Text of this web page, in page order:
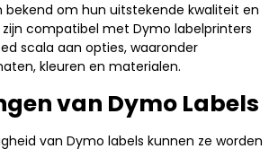
bekend om hun uitstekende kwaliteit en
compatibel met Dymo labelprinters
scala aan opties, waaronder
kleuren en materialen.
van Dymo Labels
van Dymo labels kunnen ze worden